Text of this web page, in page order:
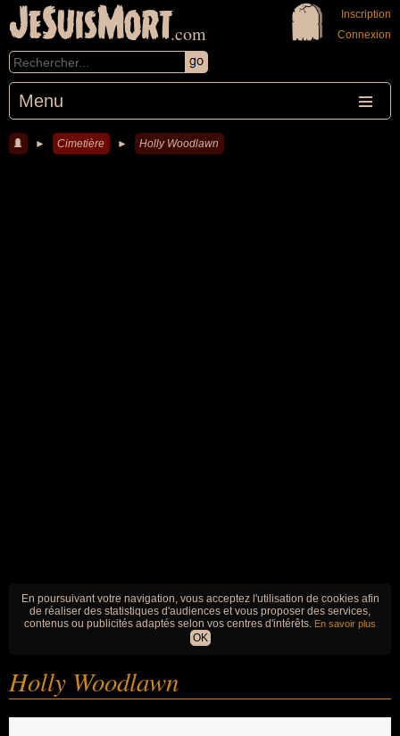
JeSuisMort.com
Menu
Inscription
Connexion
► Cimetière ► Holly Woodlawn
En poursuivant votre navigation, vous acceptez l'utilisation de cookies afin
de réaliser des statistiques d'audiences et vous proposer des services,
contenus ou publicités adaptés selon vos centres d'intérêts. En savoir plus
OK
Holly Woodlawn